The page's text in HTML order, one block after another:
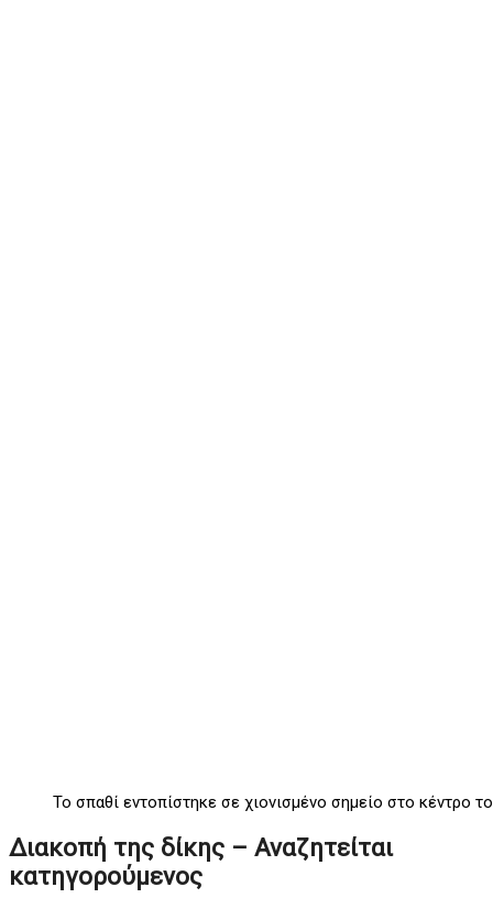
Το σπαθί εντοπίστηκε σε χιονισμένο σημείο στο κέντρο
Διακοπή της δίκης – Αναζητείται
κατηγορούμενος